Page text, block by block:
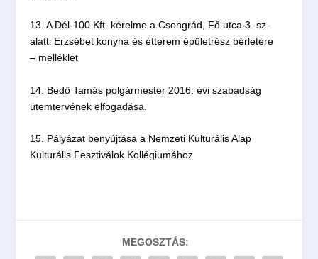
13. A Dél-100 Kft. kérelme a Csongrád, Fő utca 3. sz.
alatti Erzsébet konyha és étterem épületrész bérletére
– melléklet
14. Bedő Tamás polgármester 2016. évi szabadság
ütemtervének elfogadása.
15. Pályázat benyújtása a Nemzeti Kulturális Alap
Kulturális Fesztiválok Kollégiumához
MEGOSZTÁS: